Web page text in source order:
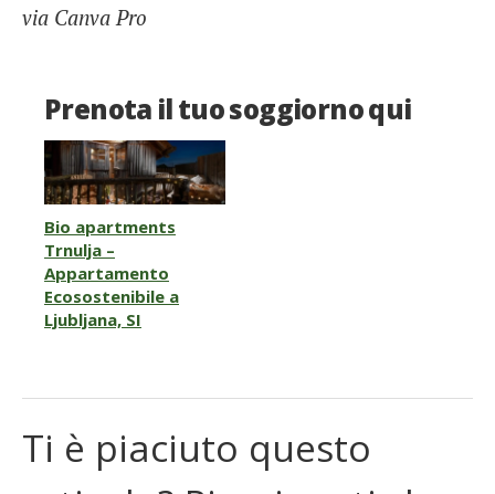
via Canva Pro
Prenota il tuo soggiorno qui
Bio apartments
Trnulja –
Appartamento
Ecosostenibile a
Ljubljana, SI
Ti è piaciuto questo